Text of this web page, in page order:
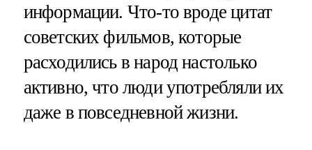
информации. Что-то вроде цитат
советских фильмов, которые
расходились в народ настолько
активно, что люди употребляли их
даже в повседневной жизни.